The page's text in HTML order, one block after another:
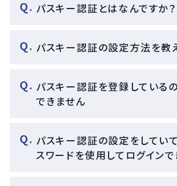
パスキー認証とはなんですか？
パスキー認証の設定方法を教
パスキー認証を登録している
できません
パスキー認証の設定をしてい
スワードを使用してログインで